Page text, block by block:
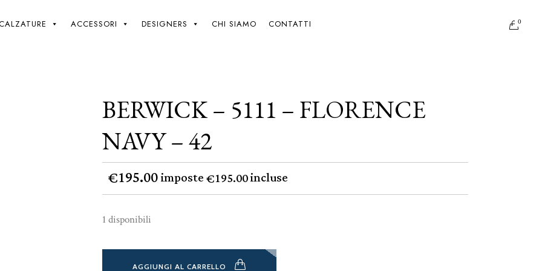
ACCESSORI DESIGNERS CHI SIAMO CONTATTI 0
Berwick – 5111 – Florence Navy – 42
BERWICK – 5111 – FLORENCE
NAVY – 42
€195.00imposte€195.00incluse
1 disponibili
AGGIUNGI AL CARRELLO